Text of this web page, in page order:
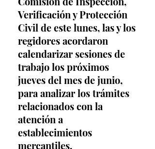
Verificación y Protección
Civil de este lunes, las y los
regidores acordaron
calendarizar sesiones de
trabajo los próximos
jueves del mes de junio,
para analizar los trámites
relacionados con la
atención a
establecimientos
mercantiles.